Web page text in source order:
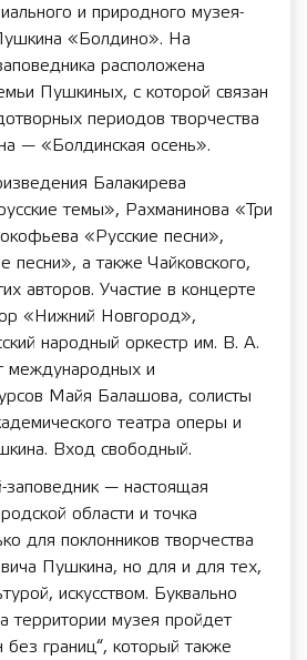
и природного музея-
«Болдино». На
расположена
Пушкиных, с которой связан
периодов творчества
— «Болдинская осень».
Балакирева
темы», Рахманинова «Три
«Русские песни»,
песни», а также Чайковского,
авторов. Участие в концерте
«Нижний Новгород»,
народный оркестр им. В. А.
международных и
Майя Балашова, солисты
театра оперы и
Вход свободный.
заповедник — настоящая
области и точка
для поклонников творчества
Пушкина, но для и для тех,
искусством. Буквально
территории музея пройдет
границ“, который также